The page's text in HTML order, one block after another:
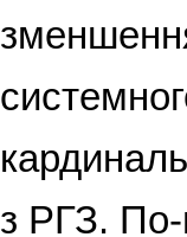
з РГЗ. По-